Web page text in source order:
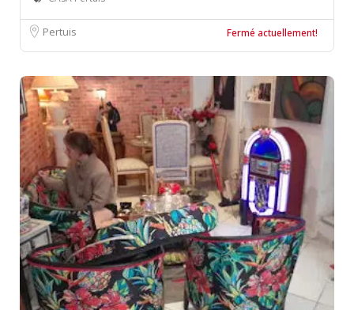
Pertuis Fermé actuellement!